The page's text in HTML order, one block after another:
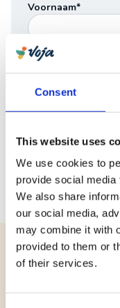
Consent
This website uses
We use cookies to
provide social
We also share
our social media,
may combine it with
provided to them or
of their services.
Voornaam*
Achternaam*
E-mail*
Verstuur